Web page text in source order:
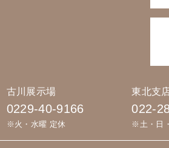
古川展示場
0229-40-9166
※火・水曜 定休
東北支
022-
※土・日